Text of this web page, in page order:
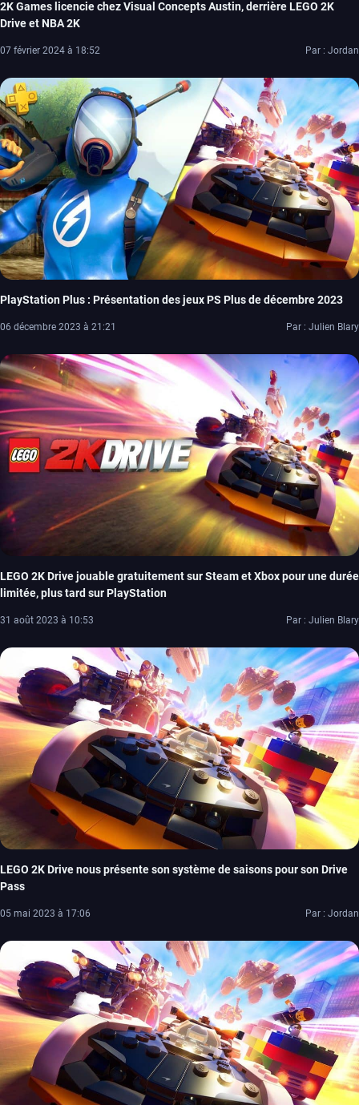
2K Games licencie chez Visual Concepts Austin, derrière LEGO 2K
Drive et NBA 2K
07 février 2024 à 18:52 Par : Jordan
PlayStation Plus : Présentation des jeux PS Plus de décembre 2023
06 décembre 2023 à 21:21 Par : Julien Blary
LEGO 2K Drive jouable gratuitement sur Steam et Xbox pour une durée
limitée, plus tard sur PlayStation
31 août 2023 à 10:53 Par : Julien Blary
LEGO 2K Drive nous présente son système de saisons pour son Drive
Pass
05 mai 2023 à 17:06 Par : Jordan